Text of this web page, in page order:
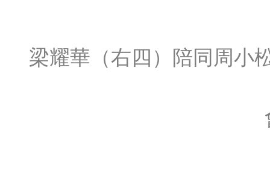
梁耀華（右四）陪同周小